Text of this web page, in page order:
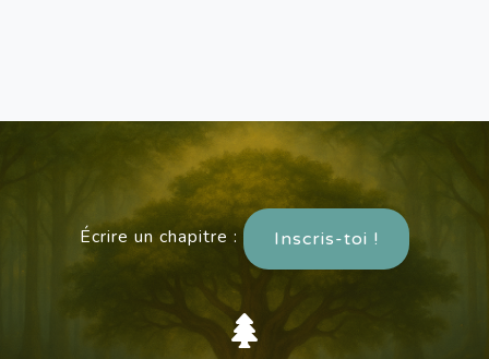
Écrire un chapitre : Inscris-toi !